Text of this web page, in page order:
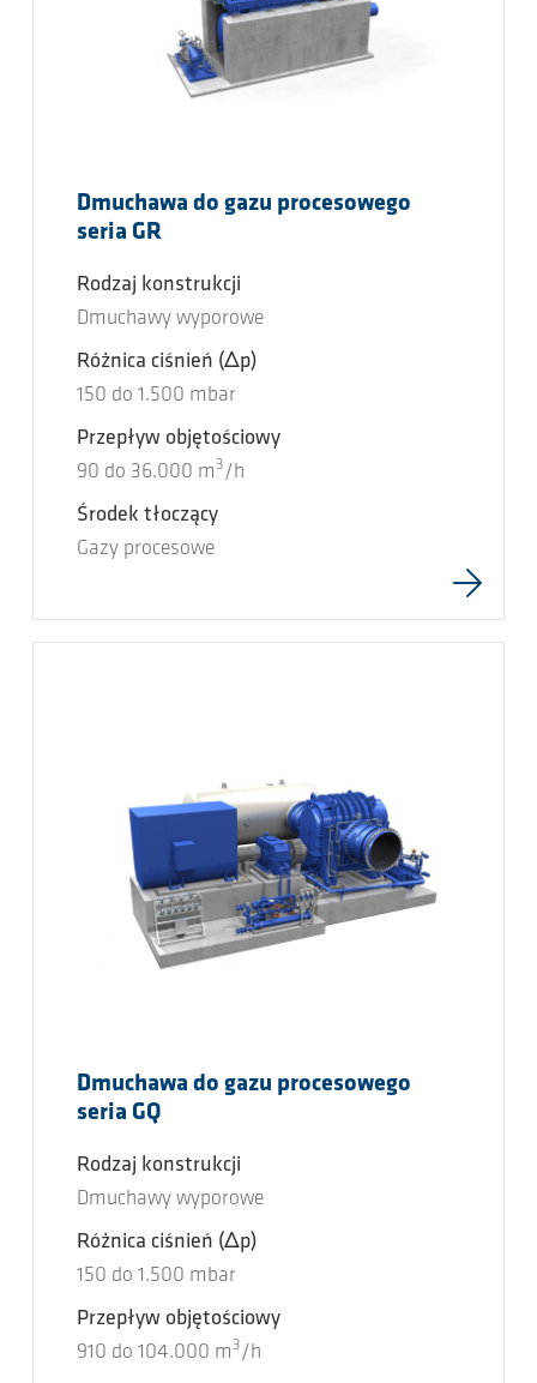
Dmuchawa do gazu procesowego
seria GR
Rodzaj konstrukcji
Dmuchawy wyporowe
Różnica ciśnień (Δp)
150 do 1.500 mbar
Przepływ objętościowy
90 do 36.000 m 3 /h
Środek tłoczący
Gazy procesowe
Dmuchawa do gazu procesowego
seria GQ
Rodzaj konstrukcji
Dmuchawy wyporowe
Różnica ciśnień (Δp)
150 do 1.500 mbar
Przepływ objętościowy
910 do 104.000 m 3 /h